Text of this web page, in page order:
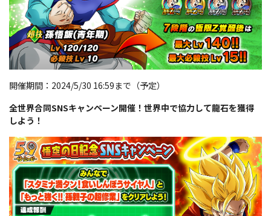
開催期間：2024/5/30 16:59まで（予定）
全世界合同SNSキャンペーン開催！世界中で協力して龍石を獲得
しよう！